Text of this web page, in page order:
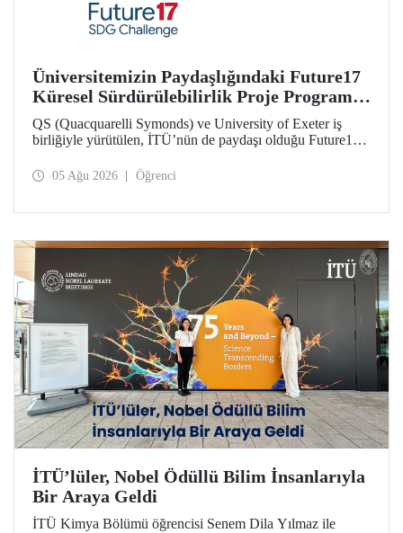
Üniversitemizin Paydaşlığındaki Future17
Küresel Sürdürülebilirlik Proje Programı,
Öğrencilerimizin Başvurularını Bekliyor
QS (Quacquarelli Symonds) ve University of Exeter iş
birliğiyle yürütülen, İTÜ’nün de paydaşı olduğu Future17
öğrenci başvuruları açıldı. Başvurular için son gün 31
05 Ağu 2026 Öğrenci
İTÜ’lüler, Nobel Ödüllü Bilim İnsanlarıyla
Bir Araya Geldi
İTÜ Kimya Bölümü öğrencisi Senem Dila Yılmaz ile